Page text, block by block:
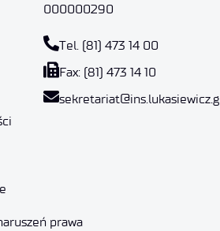
000000290
Tel. (81) 473 14 00
Fax: (81) 473 14 10
prawa